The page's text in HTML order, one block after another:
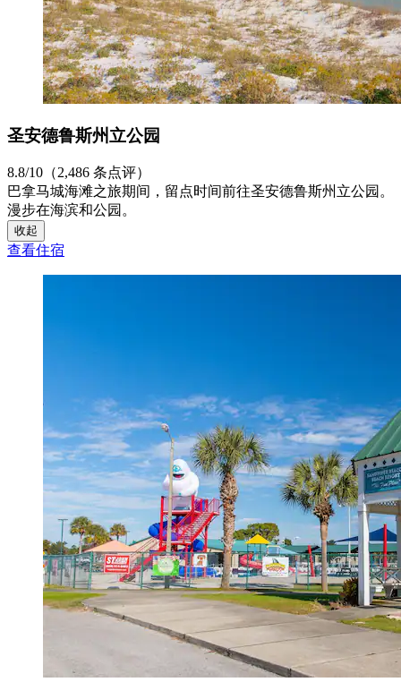
圣安德鲁斯州立公园
8.8/10（2,486 条点评）
巴拿马城海滩之旅期间，留点时间前往圣安德鲁斯州立公园。
漫步在海滨和公园。
收起
查看住宿